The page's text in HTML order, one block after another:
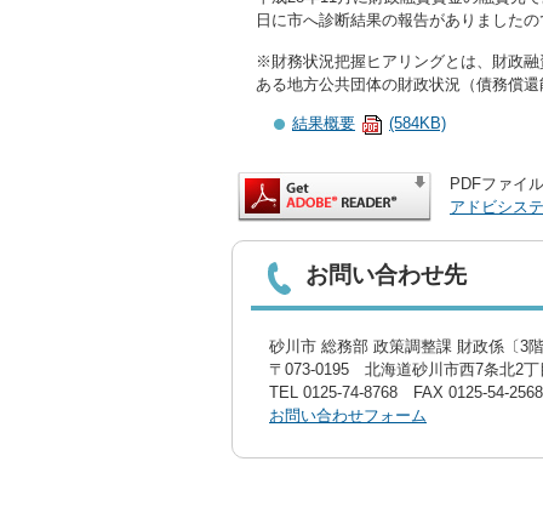
日に市へ診断結果の報告がありました
※財務状況把握ヒアリングとは、財政
ある地方公共団体の財政状況（債務償
結果概要 (584KB)
PDFファイ
アドビシス
お問い合わせ先
砂川市 総務部 政策調整課 財政係〔3階
〒073-0195 北海道砂川市西7条北2丁
TEL 0125-74-8768 FAX 0125-54-2568
お問い合わせフォーム